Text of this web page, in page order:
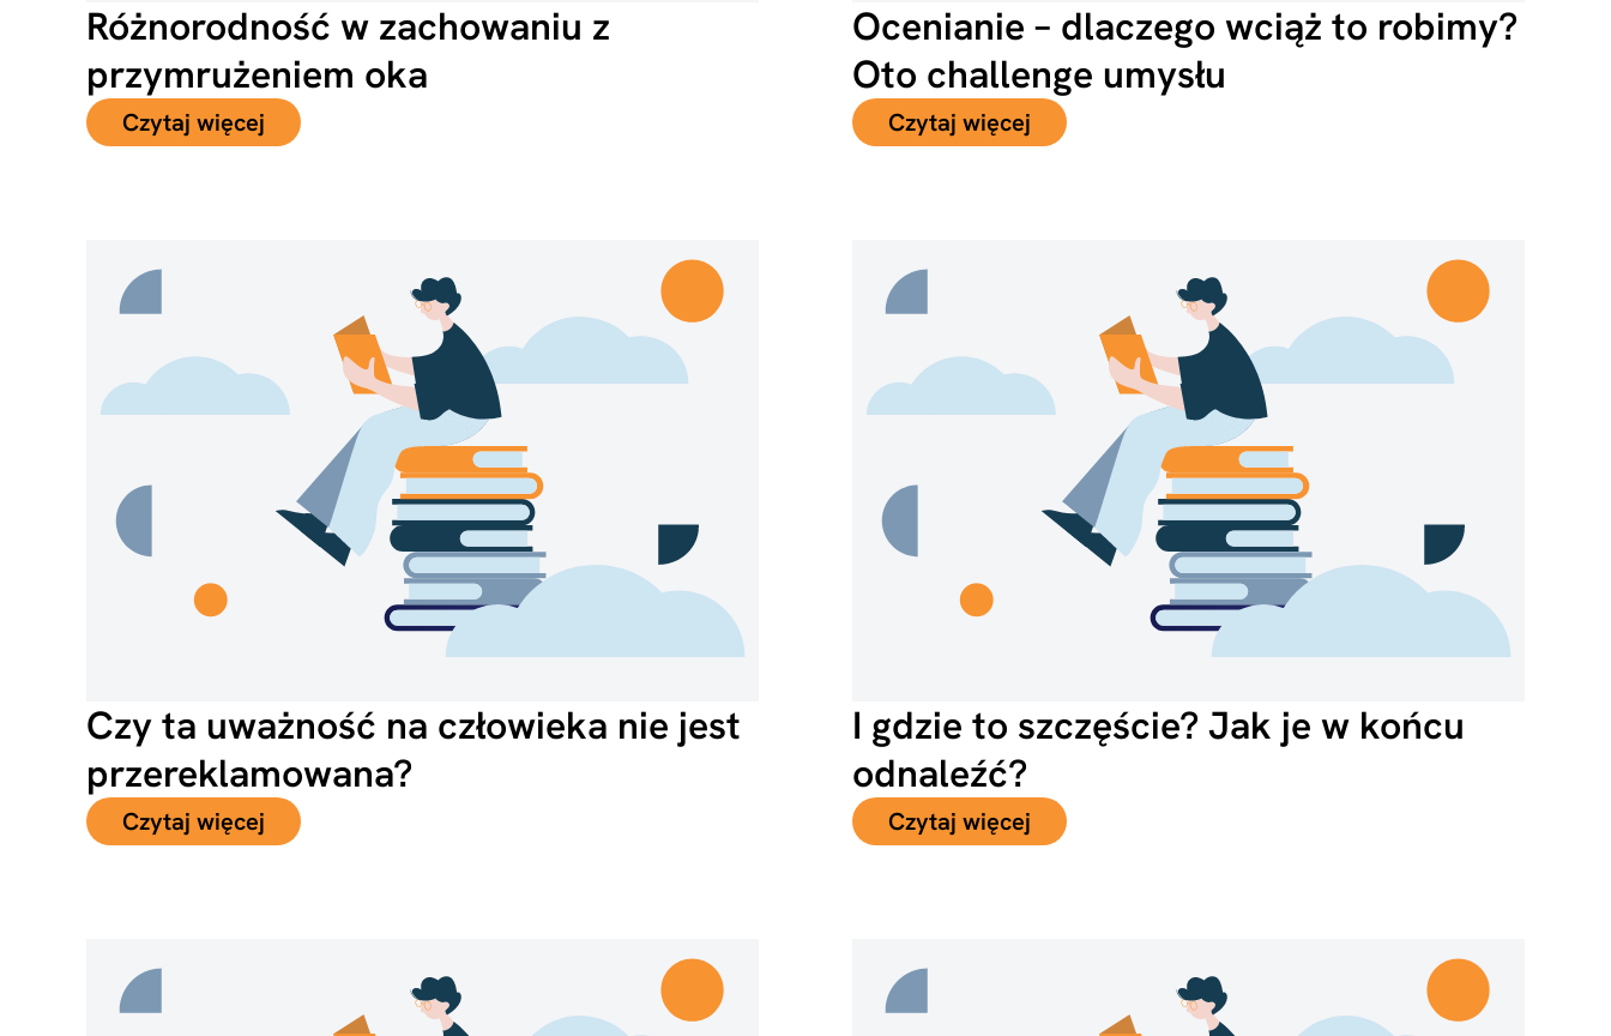
Różnorodność w zachowaniu z
przymrużeniem oka
Czytaj więcej
Ocenianie – dlaczego wciąż to robimy?
Oto challenge umysłu
Czytaj więcej
Czy ta uważność na człowieka nie jest
przereklamowana?
Czytaj więcej
I gdzie to szczęście? Jak je w końcu
odnaleźć?
Czytaj więcej